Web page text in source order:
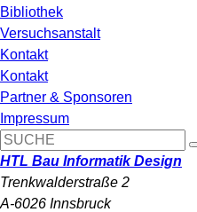
Bibliothek
Versuchsanstalt
Kontakt
Kontakt
Partner & Sponsoren
Impressum
HTL Bau Informatik Design
Trenkwalderstraße 2
A-6026 Innsbruck